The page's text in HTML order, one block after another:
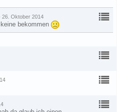
26. Oktober 2014
bekommen